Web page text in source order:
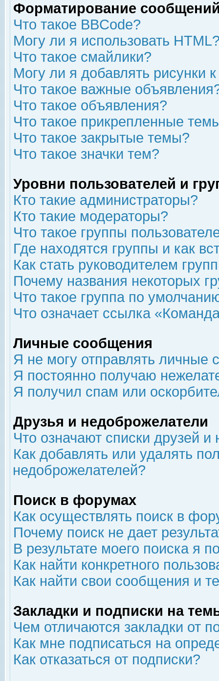
Форматирование
Что такое BBCode?
Могу ли я использовать
Что такое смайлики?
Могу ли я добавлять рисунки
Что такое важные
Что такое объявления?
Что такое прикрепленные
Что такое закрытые темы?
Что такое значки тем?
Уровни пользователей и
Кто такие администраторы?
Кто такие модераторы?
Что такое группы
Где находятся группы и как
Как стать руководителем
Почему названия некоторых
Что такое группа по
Что означает ссылка
Личные сообщения
Я не могу отправлять личные
Я постоянно получаю
Я получил спам или
Друзья и недоброжелатели
Что означают списки друзей
Как добавлять или удалять
недоброжелателей?
Поиск в форумах
Как осуществлять поиск в
Почему поиск не дает
В результате моего поиска я
Как найти конкретного
Как найти свои сообщения и
Закладки и подписки на
Чем отличаются закладки от
Как мне подписаться на
Как отказаться от подписки?